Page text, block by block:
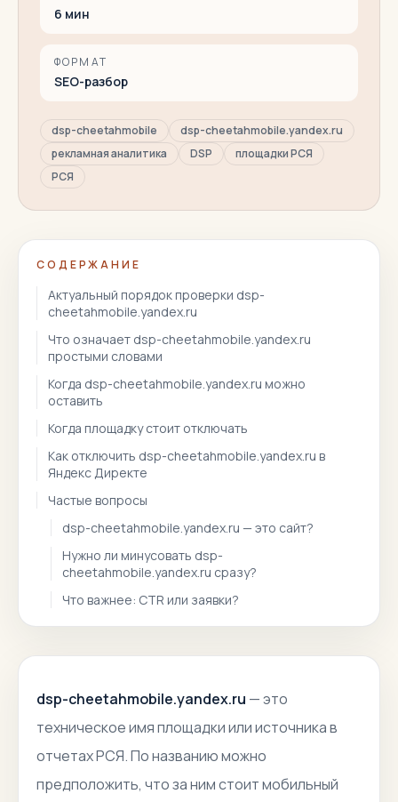
6 мин
ФОРМАТ
SEO-разбор
dsp-cheetahmobile
dsp-cheetahmobile.yandex.ru
рекламная аналитика
DSP
площадки РСЯ
РСЯ
СОДЕРЖАНИЕ
Актуальный порядок проверки dsp-
cheetahmobile.yandex.ru
Что означает dsp-cheetahmobile.yandex.ru
простыми словами
Когда dsp-cheetahmobile.yandex.ru можно
оставить
Когда площадку стоит отключать
Как отключить dsp-cheetahmobile.yandex.ru в
Яндекс Директе
Частые вопросы
dsp-cheetahmobile.yandex.ru — это сайт?
Нужно ли минусовать dsp-
cheetahmobile.yandex.ru сразу?
Что важнее: CTR или заявки?
dsp-cheetahmobile.yandex.ru — это
техническое имя площадки или источника в
отчетах РСЯ. По названию можно
предположить, что за ним стоит мобильный